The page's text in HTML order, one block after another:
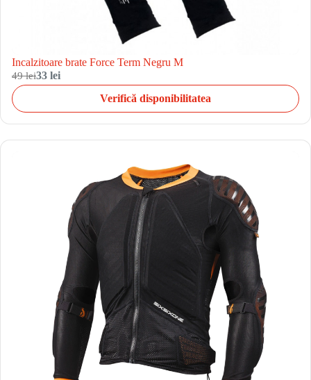
Incalzitoare brate Force Term Negru M
49 lei33 lei
Verifică disponibilitatea